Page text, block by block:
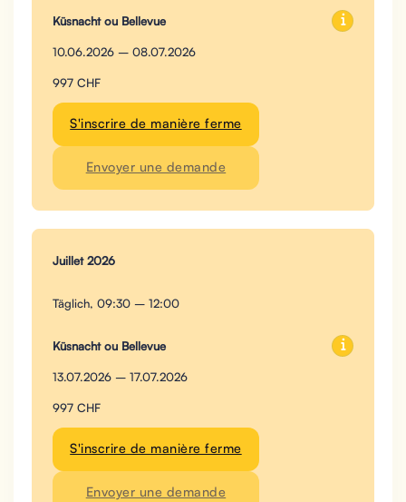
Küsnacht ou Bellevue
10.06.2026 – 08.07.2026
997 CHF
S'inscrire de manière ferme
Envoyer une demande
Juillet 2026
Täglich, 09:30 – 12:00
Küsnacht ou Bellevue
13.07.2026 – 17.07.2026
997 CHF
S'inscrire de manière ferme
Envoyer une demande